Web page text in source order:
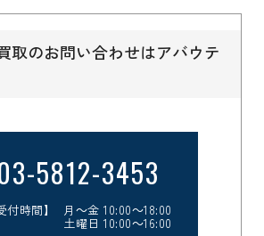
取のお問い合わせはアバウテ
5812-3453
付時間】 月～金 10:00～18:00
土曜日 10:00～16:00